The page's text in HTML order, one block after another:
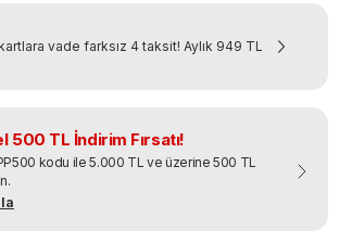
vade farksız 4 taksit! Aylık 949 TL
500 TL İndirim Fırsatı!
kodu ile 5.000 TL ve üzerine 500 TL